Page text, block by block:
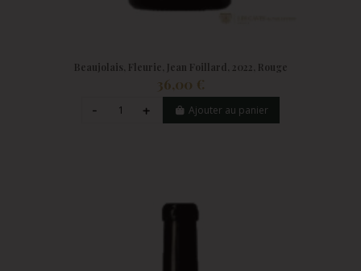
Beaujolais, Fleurie, Jean Foillard, 2022, Rouge
36,00 €
Ajouter au panier